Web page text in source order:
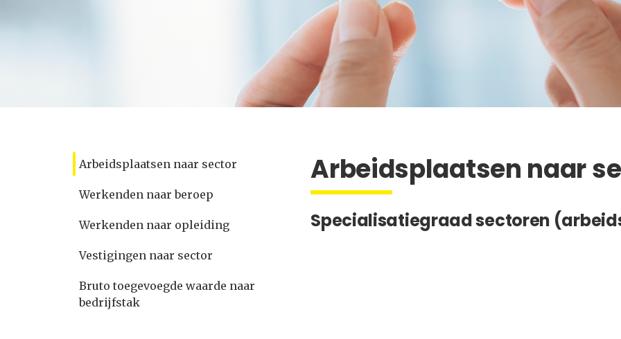
Arbeidsplaatsen naar sector
Werkenden naar beroep
Werkenden naar opleiding
Vestigingen naar sector
Bruto toegevoegde waarde naar
bedrijfstak
Arbeidsplaatsen naar
Specialisatiegraad sectoren